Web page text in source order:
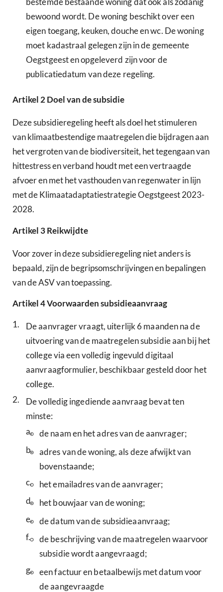
bewoond wordt. De woning beschikt over een
eigen toegang, keuken, douche en wc. De woning
moet kadastraal gelegen zijn in de gemeente
Oegstgeest en opgeleverd zijn voor de
publicatiedatum van deze regeling.
Artikel2Doel van de subsidie
Deze subsidieregeling heeft als doel het stimuleren
van klimaatbestendige maatregelen die bijdragen aan
het vergroten van de biodiversiteit, het tegengaan van
hittestress en verband houdt met een vertraagde
afvoer en met het vasthouden van regenwater in lijn
met de Klimaatadaptatiestrategie Oegstgeest 2023-
2028.
Artikel 3Reikwijdte
Voor zover in deze subsidieregeling niet anders is
bepaald, zijn de begripsomschrijvingen en bepalingen
van de ASV van toepassing.
Artikel4Voorwaarden subsidieaanvraag
1.
De aanvrager vraagt, uiterlijk 6 maanden na de
uitvoering van de maatregelen subsidie aan bij het
college via een volledig ingevuld digitaal
aanvraagformulier, beschikbaar gesteld door het
college.
2.
De volledig ingediende aanvraag bevat ten
minste:
a.
de naam en het adres van de aanvrager;
b.
adres van de woning, als deze afwijkt van
bovenstaande;
c.
het emailadres van de aanvrager;
d.
het bouwjaar van de woning;
e.
de datum van de subsidieaanvraag;
f.
de beschrijving van de maatregelen waarvoor
subsidie wordt aangevraagd;
g.
een factuur en betaalbewijs met datum voor
de aangevraagde